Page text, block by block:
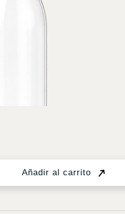
Añadir al carrito